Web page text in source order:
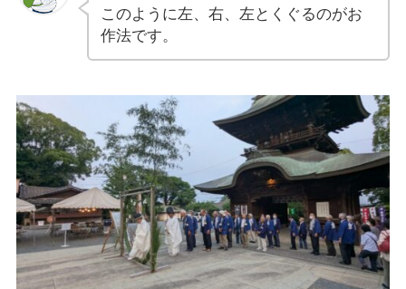
このように左、右、左とくぐるのがお
作法です。